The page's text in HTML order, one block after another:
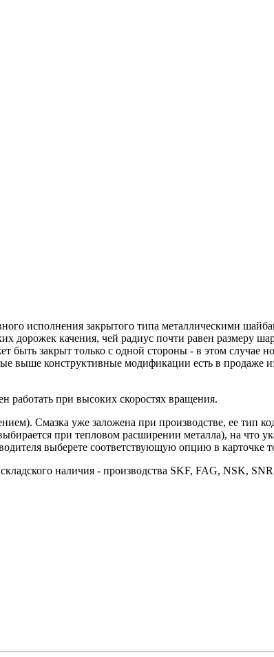
исполнения закрытого типа металлическими
дорожек качения, чей радиус почти равен размеру
закрыт только с одной стороны - в этом случае
выше конструктивные модификации есть в продаже
работать при высоких скоростях вращения.
Смазка уже заложена при производстве, ее тип
при тепловом расширении металла), на что
выберете соответствующую опцию в карточке
наличия - производства SKF, FAG, NSK,